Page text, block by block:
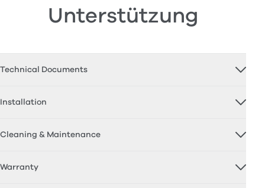
Unterstützung
Technical Documents
Installation
Cleaning & Maintenance
Warranty